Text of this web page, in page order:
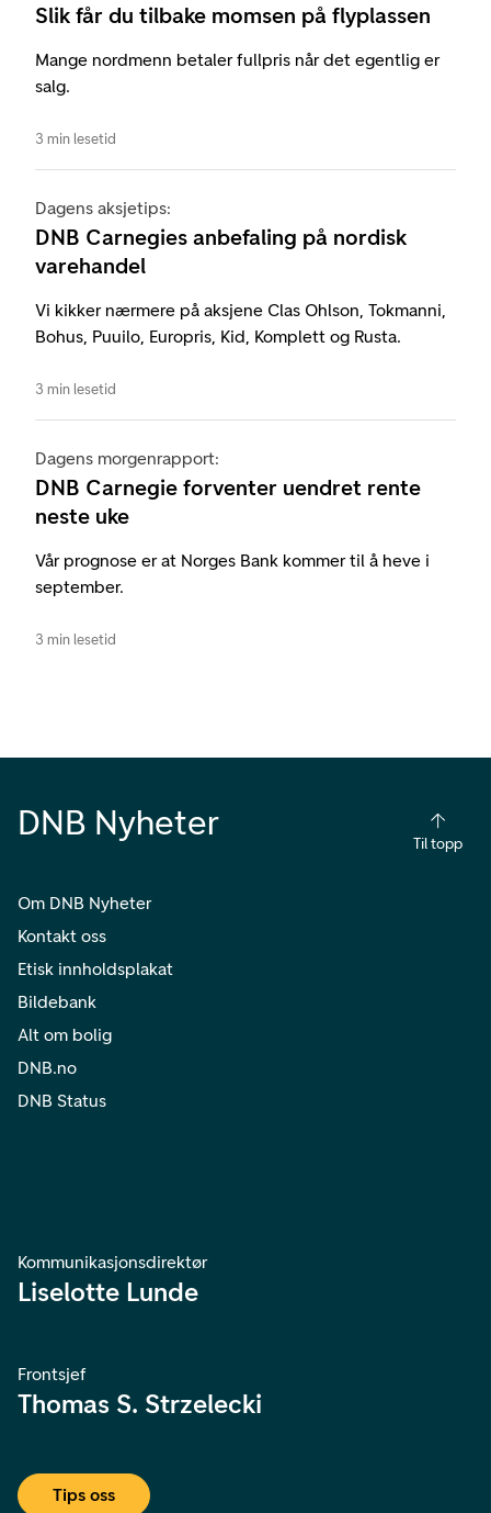
Slik får du tilbake momsen på flyplassen
Mange nordmenn betaler fullpris når det egentlig er
salg.
3 min lesetid
Dagens aksjetips:
DNB Carnegies anbefaling på nordisk
varehandel
Vi kikker nærmere på aksjene Clas Ohlson, Tokmanni,
Bohus, Puuilo, Europris, Kid, Komplett og Rusta.
3 min lesetid
Dagens morgenrapport:
DNB Carnegie forventer uendret rente
neste uke
Vår prognose er at Norges Bank kommer til å heve i
september.
3 min lesetid
DNB Nyheter
Til topp
Om DNB Nyheter
Kontakt oss
Etisk innholdsplakat
Bildebank
Alt om bolig
DNB.no
DNB Status
Kommunikasjonsdirektør
Liselotte Lunde
Frontsjef
Thomas S. Strzelecki
Tips oss